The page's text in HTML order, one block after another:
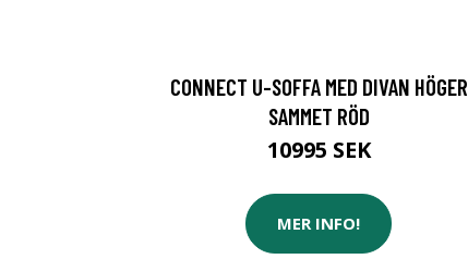
CONNECT U-SOFFA MED DIVAN HÖGER
SAMMET RÖD
10995 SEK
MER INFO!